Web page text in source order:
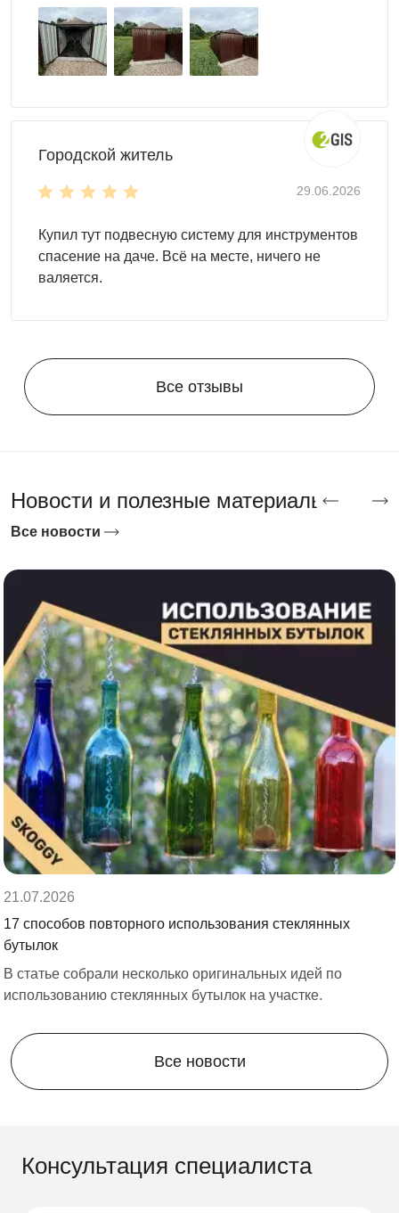
Городской житель
29.06.2026
Купил тут подвесную систему для инструментов
спасение на даче. Всё на месте, ничего не
валяется.
Все отзывы
Новости и полезные материалы
Все новости
21.07.2026
17 способов повторного использования стеклянных
бутылок
В статье собрали несколько оригинальных идей по
использованию стеклянных бутылок на участке.
Все новости
Консультация специалиста